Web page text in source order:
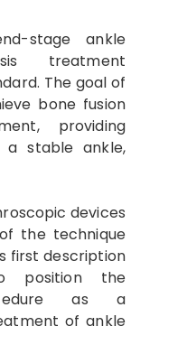
stage ankle
treatment
The goal of
bone fusion
providing
a stable ankle,
devices
the technique
first description
position the
as a
of ankle